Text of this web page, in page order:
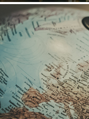
FORMATION